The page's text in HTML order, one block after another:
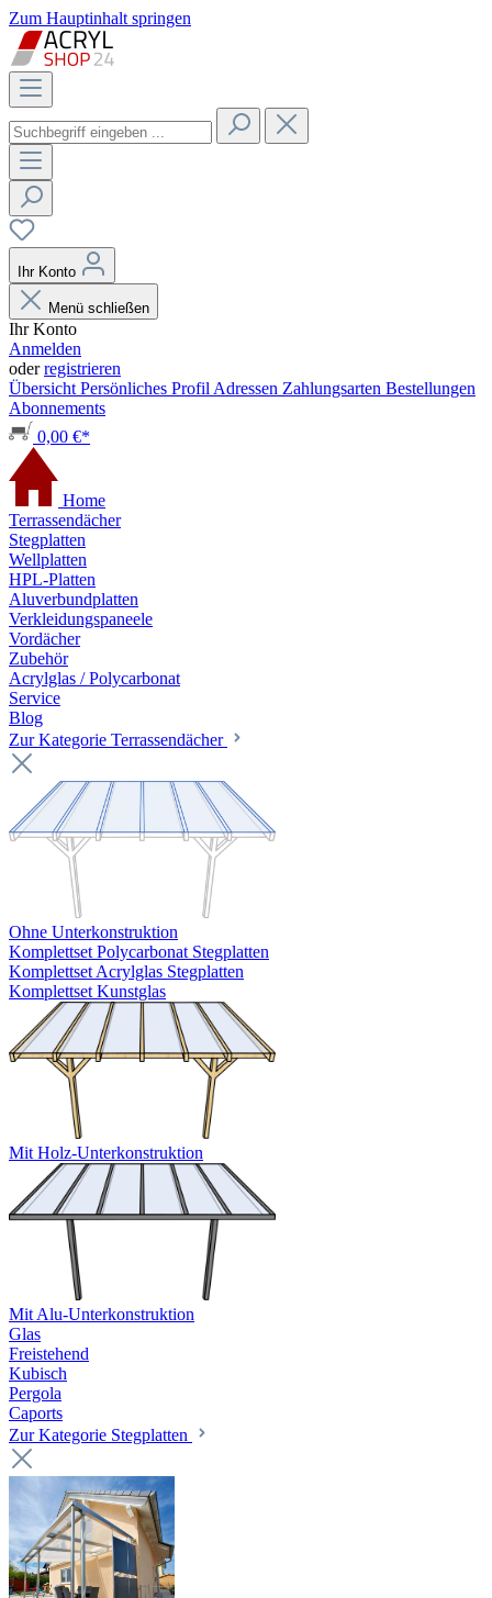
Zum Hauptinhalt springen
Ihr Konto
Menü schließen
Ihr Konto
Anmelden
oderregistrieren
Übersicht Persönliches Profil Adressen Zahlungsarten Bestellungen
Abonnements
0,00 €*
Home
Terrassendächer
Stegplatten
Wellplatten
HPL-Platten
Aluverbundplatten
Verkleidungspaneele
Vordächer
Zubehör
Acrylglas / Polycarbonat
Service
Blog
Zur Kategorie Terrassendächer
Ohne Unterkonstruktion
Komplettset Polycarbonat Stegplatten
Komplettset Acrylglas Stegplatten
Komplettset Kunstglas
Mit Holz-Unterkonstruktion
Mit Alu-Unterkonstruktion
Glas
Freistehend
Kubisch
Pergola
Caports
Zur Kategorie Stegplatten